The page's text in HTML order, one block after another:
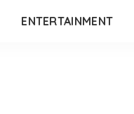
ENTERTAINMENT